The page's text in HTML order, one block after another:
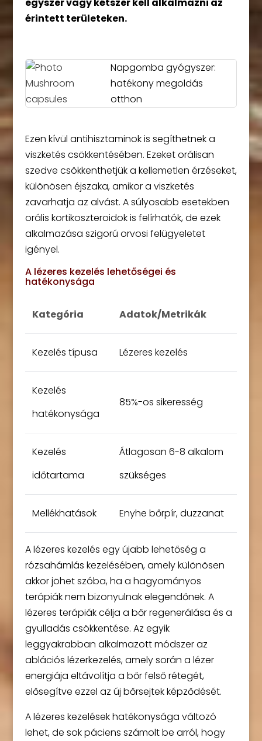
érintett területeken.
Napgomba gyógyszer:
hatékony megoldás
otthon
Ezen kívül antihisztaminok is segíthetnek a
viszketés csökkentésében. Ezeket orálisan
szedve csökkenthetjük a kellemetlen érzéseket,
különösen éjszaka, amikor a viszketés
zavarhatja az alvást. A súlyosabb esetekben
orális kortikoszteroidok is felírhatók, de ezek
alkalmazása szigorú orvosi felügyeletet
igényel.
A lézeres kezelés lehetőségei és
hatékonysága
Kategória Adatok/Metrikák
Kezelés típusa Lézeres kezelés
Kezelés
hatékonysága
85%-os sikeresség
Kezelés
időtartama
Átlagosan 6-8 alkalom
szükséges
Mellékhatások Enyhe bőrpír, duzzanat
A lézeres kezelés egy újabb lehetőség a
rózsahámlás kezelésében, amely különösen
akkor jöhet szóba, ha a hagyományos
terápiák nem bizonyulnak elegendőnek. A
lézeres terápiák célja a bőr regenerálása és a
gyulladás csökkentése. Az egyik
leggyakrabban alkalmazott módszer az
ablációs lézerkezelés, amely során a lézer
energiája eltávolítja a bőr felső rétegét,
elősegítve ezzel az új bőrsejtek képződését.
A lézeres kezelések hatékonysága változó
lehet, de sok páciens számolt be arról, hogy